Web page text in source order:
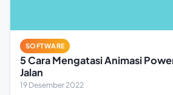
SOFTWARE
5 Cara Mengatasi Animasi
Jalan
19 Desember 2022